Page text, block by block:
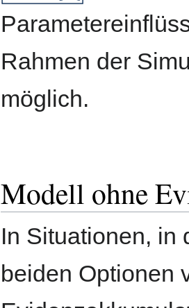
Rahmen der
möglich.
Modell ohne
In Situationen, in
beiden Optionen